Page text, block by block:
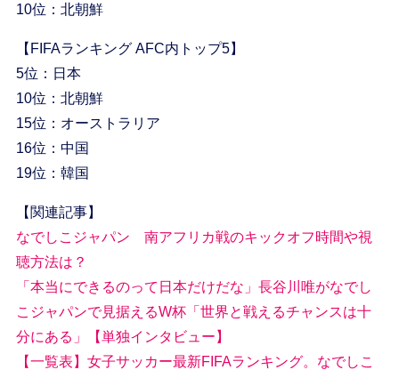
10位：北朝鮮
【FIFAランキング AFC内トップ5】
5位：日本
10位：北朝鮮
15位：オーストラリア
16位：中国
19位：韓国
【関連記事】
なでしこジャパン 南アフリカ戦のキックオフ時間や視
聴方法は？
「本当にできるのって日本だけだな」長谷川唯がなでし
こジャパンで見据えるW杯「世界と戦えるチャンスは十
分にある」【単独インタビュー】
【一覧表】女子サッカー最新FIFAランキング。なでしこ